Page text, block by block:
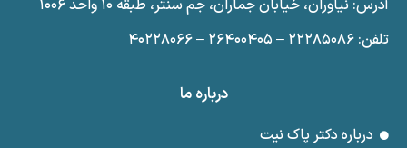
آدرس: نیاوران، خیابان جماران، جم سنتر، طبقه ۱۰ واحد ۱۰۰۶
تلفن: ۲۲۲۸۵۰۸۶ – ۲۶۴۰۰۴۰۵ – ۴۰۲۲۸۰۶۶
درباره ما
درباره دکتر پاک نیت